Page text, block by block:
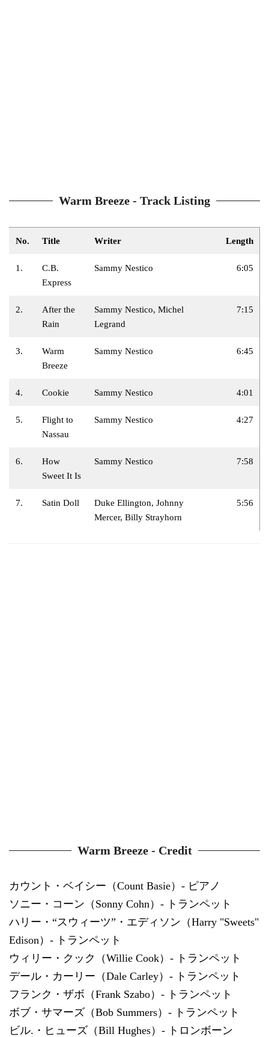
Warm Breeze - Track Listing
No. Title Writer Length
1.
C.B.
Express
Sammy Nestico 6:05
2.
After the
Rain
Sammy Nestico, Michel
Legrand
7:15
3.
Warm
Breeze
Sammy Nestico 6:45
4. Cookie Sammy Nestico 4:01
5.
Flight to
Nassau
Sammy Nestico 4:27
6.
How
Sweet It Is
Sammy Nestico 7:58
7. Satin Doll
Duke Ellington, Johnny
Mercer, Billy Strayhorn
5:56
Warm Breeze - Credit
カウント・ベイシー（Count Basie）- ピアノ
ソニー・コーン（Sonny Cohn）- トランペット
ハリー・“スウィーツ”・エディソン（Harry "Sweets"
Edison）- トランペット
ウィリー・クック（Willie Cook）- トランペット
デール・カーリー（Dale Carley）- トランペット
フランク・ザボ（Frank Szabo）- トランペット
ボブ・サマーズ（Bob Summers）- トランペット
ビル.・ヒューズ（Bill Hughes）- トロンボーン